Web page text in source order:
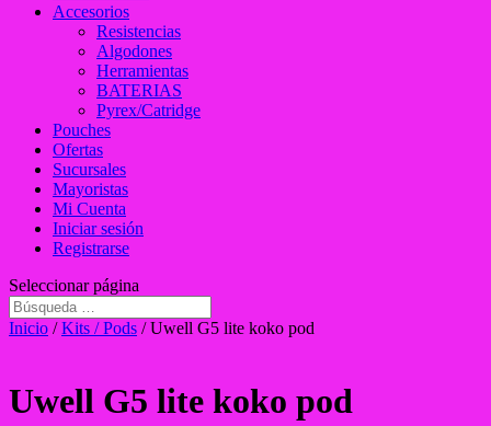
Accesorios
Resistencias
Algodones
Herramientas
BATERIAS
Pyrex/Catridge
Pouches
Ofertas
Sucursales
Mayoristas
Mi Cuenta
Iniciar sesión
Registrarse
Seleccionar página
Inicio /Kits / Pods / Uwell G5 lite koko pod
Uwell G5 lite koko pod